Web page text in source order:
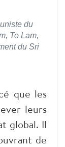
du
To Lam,
du Sri
que les
leurs
global. Il
de